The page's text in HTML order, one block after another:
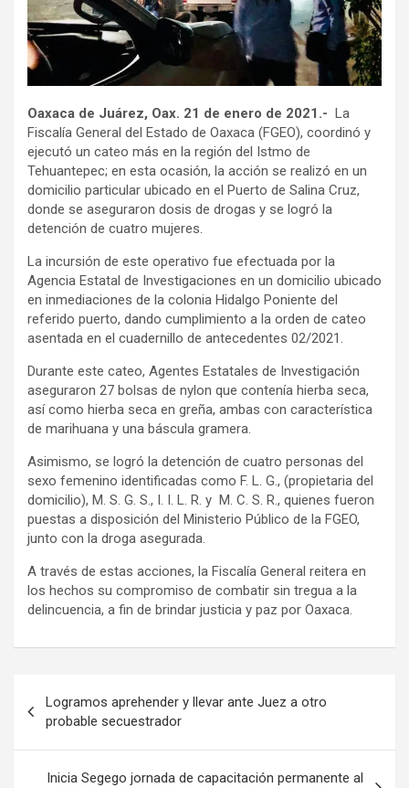
Oaxaca de Juárez, Oax. 21 de enero de 2021.- La
Fiscalía General del Estado de Oaxaca (FGEO), coordinó y
ejecutó un cateo más en la región del Istmo de
Tehuantepec; en esta ocasión, la acción se realizó en un
domicilio particular ubicado en el Puerto de Salina Cruz,
donde se aseguraron dosis de drogas y se logró la
detención de cuatro mujeres.
La incursión de este operativo fue efectuada por la
Agencia Estatal de Investigaciones en un domicilio ubicado
en inmediaciones de la colonia Hidalgo Poniente del
referido puerto, dando cumplimiento a la orden de cateo
asentada en el cuadernillo de antecedentes 02/2021.
Durante este cateo, Agentes Estatales de Investigación
aseguraron 27 bolsas de nylon que contenía hierba seca,
así como hierba seca en greña, ambas con característica
de marihuana y una báscula gramera.
Asimismo, se logró la detención de cuatro personas del
sexo femenino identificadas como F. L. G., (propietaria del
domicilio), M. S. G. S., I. I. L. R. y M. C. S. R., quienes fueron
puestas a disposición del Ministerio Público de la FGEO,
junto con la droga asegurada.
A través de estas acciones, la Fiscalía General reitera en
los hechos su compromiso de combatir sin tregua a la
delincuencia, a fin de brindar justicia y paz por Oaxaca.
de
entradas
Logramos aprehender y llevar ante Juez a otro
probable secuestrador
Inicia Segego jornada de capacitación permanente al